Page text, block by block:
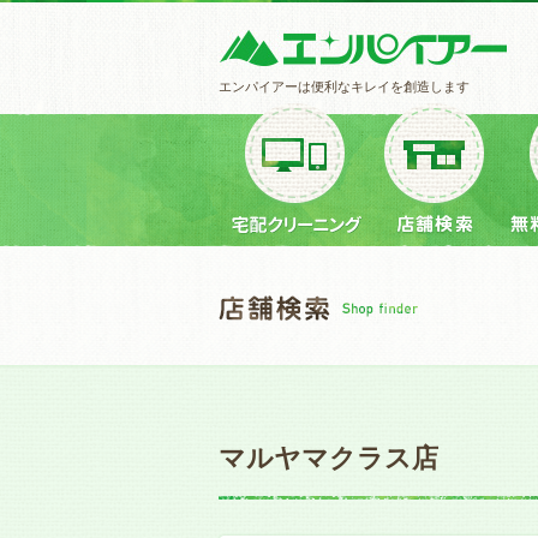
エンパイアーは便利なキレイを創造します
マルヤマクラス店